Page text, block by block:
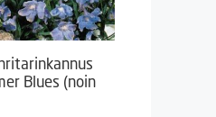
Blues (noin